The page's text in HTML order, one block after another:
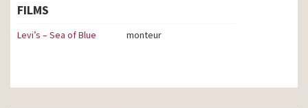
FILMS
Levi’s – Sea of Blue monteur